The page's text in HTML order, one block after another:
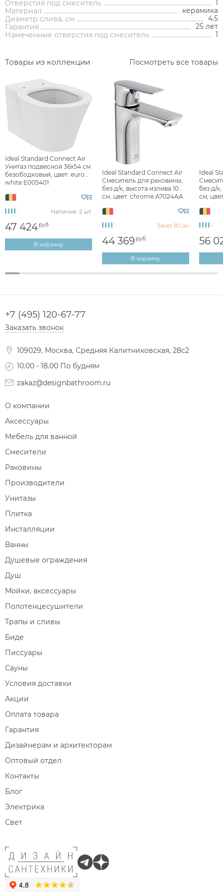
Полки-ниши
Сиденья
Фены и держатели
Душевые форсунки
Комплектующие для душа
Отверстия под смеситель
1
Материал
керамика
Диаметр слива, см
4.5
Гарантия
25 лет
Намеченные отверстия под смеситель
1
Товары из коллекции Посмотреть все товары
Ideal Standard Connect Air
Унитаз подвесной 36x54 см
безободковый, цвет: euro
white E005401
Наличие: 2 шт.
47 424 руб.
В корзину
Ideal Standard Connect Air
Смеситель для раковины,
без д/к, высота излива 10
см, цвет: chrome A7024AA
Заказ 80 дн
44 369 руб.
В корзину
Ideal
без д/
см,
56
+7 (495) 120-67-77
Заказать звонок
109029, Москва, Средняя Калитниковская, 28с2
10.00 - 18.00 По будням
zakaz@designbathroom.ru
О компании
Аксессуары
Мебель для ванной
Смесители
Раковины
Производители
Унитазы
Плитка
Инсталляции
Ванны
Душевые ограждения
Душ
Мойки, аксессуары
Полотенцесушители
Трапы и сливы
Биде
Писсуары
Сауны
Условия доставки
Акции
Оплата товара
Гарантия
Дизайнерам и архитекторам
Оптовый отдел
Контакты
Блог
Электрика
Свет